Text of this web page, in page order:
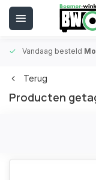
Vandaag besteld
Terug
Producten